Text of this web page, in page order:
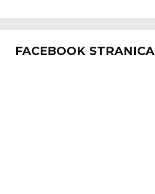
FACEBOOK STRANICA